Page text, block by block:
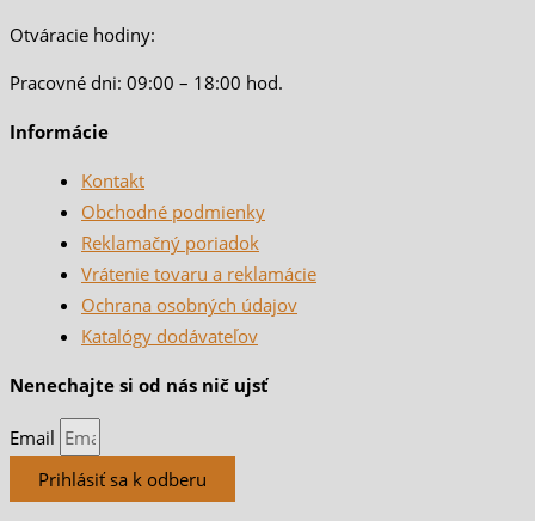
Otváracie hodiny:
Pracovné dni: 09:00 – 18:00 hod.
Informácie
Kontakt
Obchodné podmienky
Reklamačný poriadok
Vrátenie tovaru a reklamácie
Ochrana osobných údajov
Katalógy dodávateľov
Nenechajte si od nás nič ujsť
Email
Prihlásiť sa k odberu